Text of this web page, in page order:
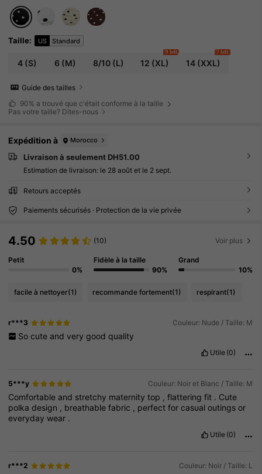
Taille: US Standard
4 (S) 6 (M) 8/10(L) 12 (XL)
9 left
14 (XXL)
7 left
Guide des tailles
90% a trouvé que c'était conforme à la taille
Pas votre taille? Dites-nous
Expédition à Morocco
Livraison à seulement DH51.00
Estimation de livraison: le 28 août et le 2 sept.
Retours acceptés
Paiements sécurisés · Protection de la vie privée
4.50 (10) Voir plus
Petit
0%
Fidèle à la taille
90%
Grand
10%
facile à nettoyer(1) recommande fortement(1) respirant(1)
r***3 Couleur: Nude / Taille: M
So cute and very good quality
Utile (0)
5***y Couleur: Noir et Blanc / Taille: M
Comfortable and stretchy maternitytop ,flatteringfit . Cute
polkadesign , breathablefabric , perfectforcasualoutingsor
everydaywear .
Utile (0)
r***2 Couleur: Noir / Taille: L